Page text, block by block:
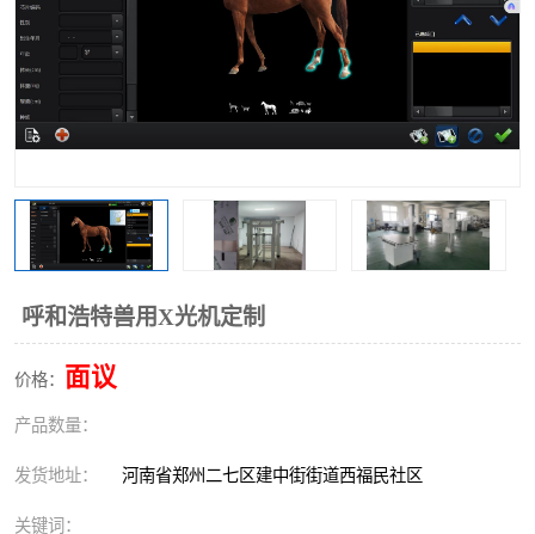
呼和浩特兽用X光机定制
价格： 面议
产品数量：
发货地址： 河南省郑州二七区建中街街道西福民社区
关键词：